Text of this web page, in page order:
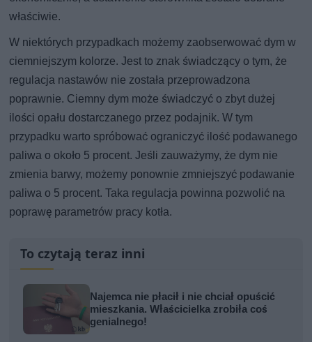
właściwie.
W niektórych przypadkach możemy zaobserwować dym w
ciemniejszym kolorze. Jest to znak świadczący o tym, że
regulacja nastawów nie została przeprowadzona
poprawnie. Ciemny dym może świadczyć o zbyt dużej
ilości opału dostarczanego przez podajnik. W tym
przypadku warto spróbować ograniczyć ilość podawanego
paliwa o około 5 procent. Jeśli zauważymy, że dym nie
zmienia barwy, możemy ponownie zmniejszyć podawanie
paliwa o 5 procent. Taka regulacja powinna pozwolić na
poprawę parametrów pracy kotła.
To czytają teraz inni
Najemca nie płacił i nie chciał opuścić
mieszkania. Właścicielka zrobiła coś
genialnego!